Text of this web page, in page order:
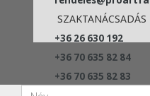
SZAKTANÁCSADÁS
+36 26 630 192
+36 70 635 82 84
+36 70 635 82 83